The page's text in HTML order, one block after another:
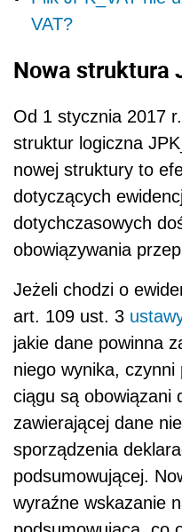
VAT?
Nowa struktura
Od 1 stycznia 2017
struktur logiczna
nowej struktury to
dotyczących
dotychczasowych
obowiązywania
Jeżeli chodzi o
art. 109 ust. 3
jakie dane powinna
niego wynika, czynni
ciągu są obowiązani
zawierającej dane
sporządzenia
podsumowującej.
wyraźne wskazanie